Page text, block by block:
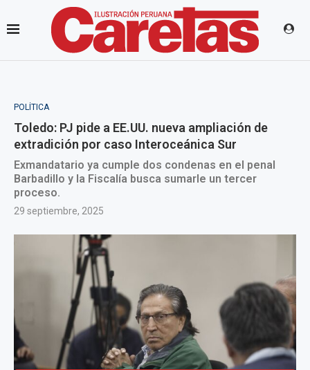
POLÍTICA
Toledo: PJ pide a EE.UU. nueva ampliación de
extradición por caso Interoceánica Sur
Exmandatario ya cumple dos condenas en el penal
Barbadillo y la Fiscalía busca sumarle un tercer
proceso.
29 septiembre, 2025